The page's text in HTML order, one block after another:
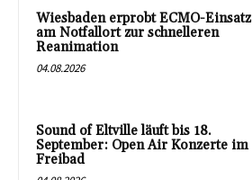
Wiesbaden erprobt ECMO-Einsatz
am Notfallort zur schnelleren
Reanimation
04.08.2026
Sound of Eltville läuft bis 18.
September: Open Air Konzerte im
Freibad